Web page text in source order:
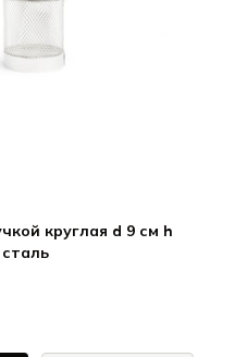
круглая d 9 см h